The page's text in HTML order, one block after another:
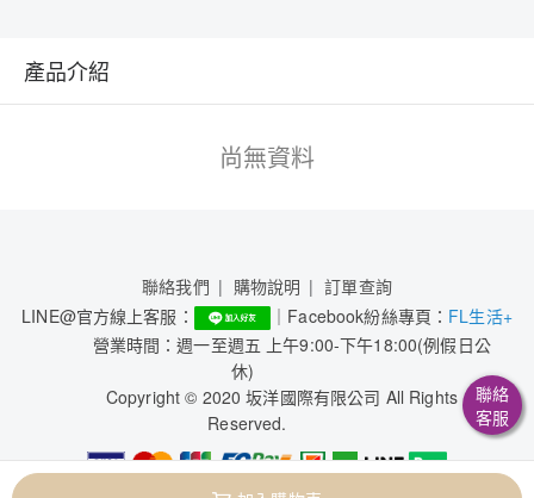
產品介紹
尚無資料
聯絡我們 購物說明
訂單查詢
LINE@官方線上客服：
｜Facebook紛絲專頁： FL生活+
營業時間：週一至週五 上午9:00-下午18:00(例假日公
休)
Copyright © 2020 坂洋國際有限公司 All Rights
Reserved.
聯絡
客服